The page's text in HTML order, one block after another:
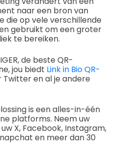
naar een bron van
die op vele verschillende
gebruikt om een groter
te bereiken.
de beste QR-
jou biedt Link in Bio QR-
Twitter en al je andere
is een alles-in-één
platforms. Neem uw
X, Facebook, Instagram,
en meer dan 30